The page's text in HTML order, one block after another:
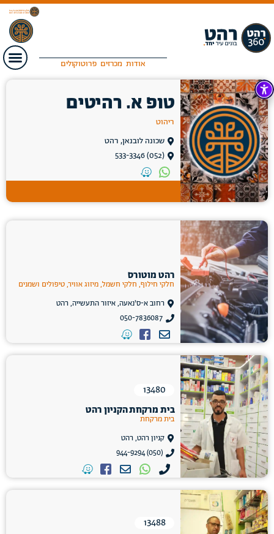
אודות מכרזים פרוטוקולים
טופ א. רהיטים
ריהוט
שכונה לובנאן, רהט
(052) 533-3346
רהט מוטורס
חלקי חילוף, חלקי חשמל, מיזוג אוויר, טיפולים ושמנים
רחוב א-ס'נאעה, איזור התעשייה, רהט
050-7836087
13480
בית מרקחת הקניון רהט
בית מרקחת
קניון רהט, רהט
(050) 944-9294
13488